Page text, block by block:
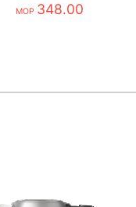
MOP 348.00